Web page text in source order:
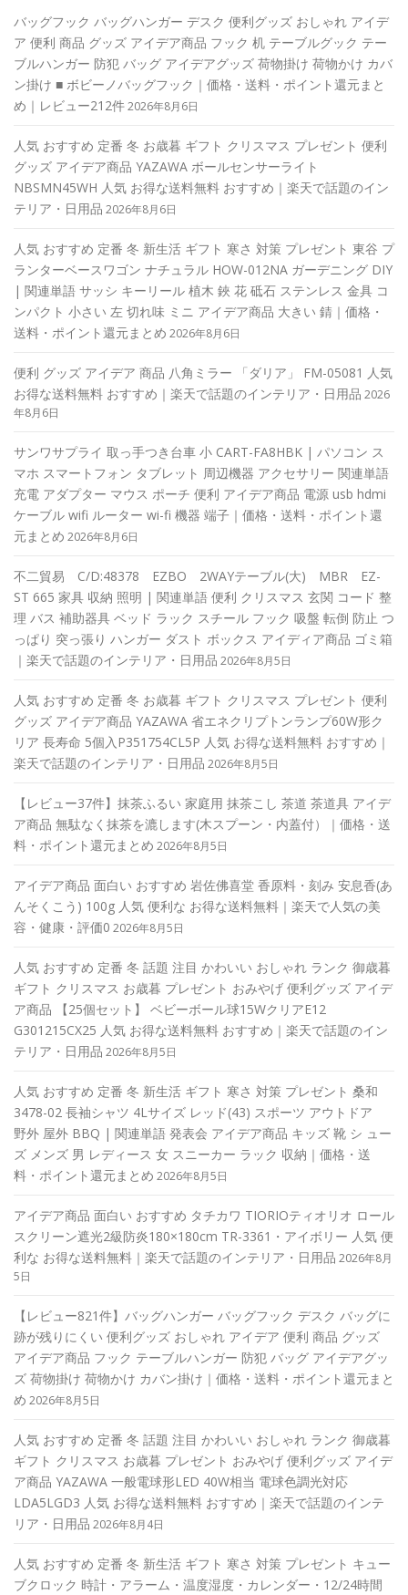
バッグフック バッグハンガー デスク 便利グッズ おしゃれ アイデ
ア 便利 商品 グッズ アイデア商品 フック 机 テーブルグック テー
ブルハンガー 防犯 バッグ アイデアグッズ 荷物掛け 荷物かけ カバ
ン掛け ■ ボビーノバッグフック｜価格・送料・ポイント還元まと
め｜レビュー212件2026年8月6日
人気 おすすめ 定番 冬 お歳暮 ギフト クリスマス プレゼント 便利
グッズ アイデア商品 YAZAWA ボールセンサーライト
NBSMN45WH 人気 お得な送料無料 おすすめ｜楽天で話題のイン
テリア・日用品 2026年8月6日
人気 おすすめ 定番 冬 新生活 ギフト 寒さ 対策 プレゼント 東谷 プ
ランターベースワゴン ナチュラル HOW-012NA ガーデニング DIY
| 関連単語 サッシ キーリール 植木 鋏 花 砥石 ステンレス 金具 コ
ンパクト 小さい 左 切れ味 ミニ アイデア商品 大きい 錆｜価格・
送料・ポイント還元まとめ 2026年8月6日
便利 グッズ アイデア 商品 八角ミラー 「ダリア」 FM-05081 人気
お得な送料無料 おすすめ｜楽天で話題のインテリア・日用品 2026
年8月6日
サンワサプライ 取っ手つき台車 小 CART-FA8HBK | パソコン ス
マホ スマートフォン タブレット 周辺機器 アクセサリー 関連単語
充電 アダプター マウス ポーチ 便利 アイデア商品 電源 usb hdmi
ケーブル wifi ルーター wi-fi 機器 端子｜価格・送料・ポイント還
元まとめ 2026年8月6日
不二貿易 C/D:48378 EZBO 2WAYテーブル(大) MBR EZ-
ST 665 家具 収納 照明 | 関連単語 便利 クリスマス 玄関 コード 整
理 バス 補助器具 ベッド ラック スチール フック 吸盤 転倒 防止 つ
っぱり 突っ張り ハンガー ダスト ボックス アイディア商品 ゴミ箱
｜楽天で話題のインテリア・日用品 2026年8月5日
人気 おすすめ 定番 冬 お歳暮 ギフト クリスマス プレゼント 便利
グッズ アイデア商品 YAZAWA 省エネクリプトンランプ60W形ク
リア 長寿命 5個入P351754CL5P 人気 お得な送料無料 おすすめ｜
楽天で話題のインテリア・日用品 2026年8月5日
【レビュー37件】抹茶ふるい 家庭用 抹茶こし 茶道 茶道具 アイデ
ア商品 無駄なく抹茶を漉します(木スプーン・内蓋付）｜価格・送
料・ポイント還元まとめ 2026年8月5日
アイデア商品 面白い おすすめ 岩佐佛喜堂 香原料・刻み 安息香(あ
んそくこう) 100g 人気 便利な お得な送料無料｜楽天で人気の美
容・健康・評価0 2026年8月5日
人気 おすすめ 定番 冬 話題 注目 かわいい おしゃれ ランク 御歳暮
ギフト クリスマス お歳暮 プレゼント おみやげ 便利グッズ アイデ
ア商品 【25個セット】 ベビーボール球15WクリアE12
G301215CX25 人気 お得な送料無料 おすすめ｜楽天で話題のイン
テリア・日用品 2026年8月5日
人気 おすすめ 定番 冬 新生活 ギフト 寒さ 対策 プレゼント 桑和
3478-02 長袖シャツ 4Lサイズ レッド(43) スポーツ アウトドア
野外 屋外 BBQ | 関連単語 発表会 アイデア商品 キッズ 靴 シ ュー
ズ メンズ 男 レディース 女 スニーカー ラック 収納｜価格・送
料・ポイント還元まとめ 2026年8月5日
アイデア商品 面白い おすすめ タチカワ TIORIOティオリオ ロール
スクリーン遮光2級防炎180×180cm TR-3361・アイボリー 人気 便
利な お得な送料無料｜楽天で話題のインテリア・日用品 2026年8月
5日
【レビュー821件】バッグハンガー バッグフック デスク バッグに
跡が残りにくい 便利グッズ おしゃれ アイデア 便利 商品 グッズ
アイデア商品 フック テーブルハンガー 防犯 バッグ アイデアグッ
ズ 荷物掛け 荷物かけ カバン掛け｜価格・送料・ポイント還元まと
め 2026年8月5日
人気 おすすめ 定番 冬 話題 注目 かわいい おしゃれ ランク 御歳暮
ギフト クリスマス お歳暮 プレゼント おみやげ 便利グッズ アイデ
ア商品 YAZAWA 一般電球形LED 40W相当 電球色調光対応
LDA5LGD3 人気 お得な送料無料 おすすめ｜楽天で話題のインテ
リア・日用品 2026年8月4日
人気 おすすめ 定番 冬 新生活 ギフト 寒さ 対策 プレゼント キュー
ブクロック 時計・アラーム・温度湿度・カレンダー・12/24時間